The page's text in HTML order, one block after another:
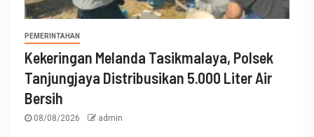
PEMERINTAHAN
Kekeringan Melanda Tasikmalaya, Polsek
Tanjungjaya Distribusikan 5.000 Liter Air
Bersih
08/08/2026 admin